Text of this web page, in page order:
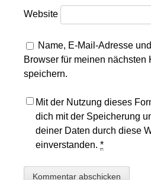
Website
Name, E-Mail-Adresse
Browser für meinen nächsten
speichern.
Mit der Nutzung dieses
dich mit der Speicherung
deiner Daten durch diese
einverstanden.*